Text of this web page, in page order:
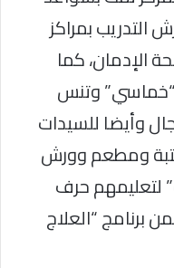
التدريب بمراكز
العزيمة التابعة لصندوق مكافحة الإدمان‏‎، كما
وتنس
وأيضا للسيدات
ومطعم وورش
لتعليمهم حرف
“العلاج